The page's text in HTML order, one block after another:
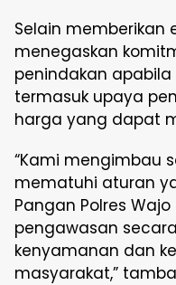
Selain memberikan
menegaskan
penindakan
termasuk upaya
harga yang dapat
“Kami mengimbau
mematuhi aturan
Pangan Polres
pengawasan
kenyamanan dan
masyarakat,”